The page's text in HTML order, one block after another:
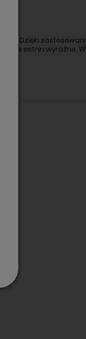
Dzięki
ostre i wyraźne.